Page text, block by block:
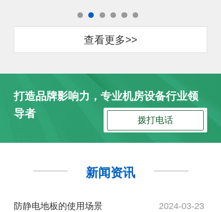
查看更多>>
打造品牌影响力，专业机房设备行业领
导者
拨打电话
新闻资讯
防静电地板的使用场景 2024-03-23